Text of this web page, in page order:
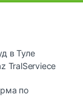
в Туле
TralServiece
по